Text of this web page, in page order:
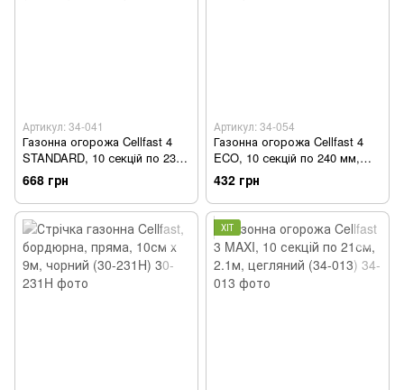
Артикул: 34-041
Газонна огорожа Cellfast 4
STANDARD, 10 секцій по 235
мм, 2.3м, коричневий (34-041)
668 грн
Артикул: 34-054
Газонна огорожа Cellfast 4
ECO, 10 секцій по 240 мм,
2.4м, сірий (34-054)
432 грн
ХІТ